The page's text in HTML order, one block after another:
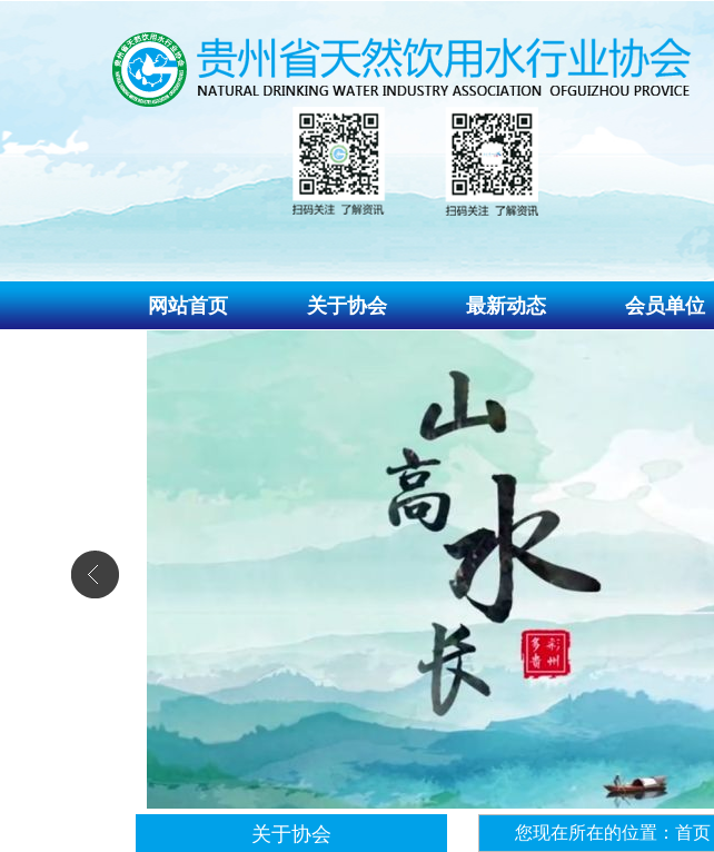
网站首页 关于协会 最新动态
协会动态
通知公告
会员单位
关于协会 您现在所在的位置： 首页